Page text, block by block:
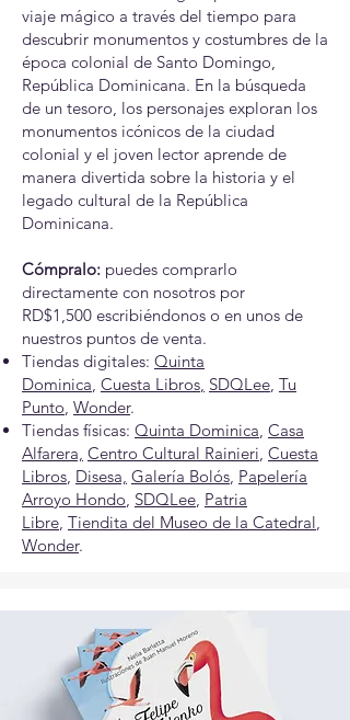
viaje mágico a través del tiempo para
descubrir monumentos y costumbres de la
época colonial de Santo Domingo,
República Dominicana. En la búsqueda
de un tesoro, los personajes exploran los
monumentos icónicos de la ciudad
colonial y el joven lector aprende de
manera divertida sobre la historia y el
legado cultural de la República
Dominicana.
Cómpralo: puedes comprarlo
directamente con nosotros por
RD$1,500 escribiéndonos o en unos de
nuestros puntos de venta.
Tiendas digitales: Quinta
Dominica, Cuesta Libros, SDQLee, Tu
Punto, Wonder.
Tiendas físicas: Quinta Dominica, Casa
Alfarera, Centro Cultural Rainieri, Cuesta
Libros, Disesa, Galería Bolós, Papelería
Arroyo Hondo, SDQLee, Patria
Libre, Tiendita del Museo de la Catedral,
Wonder.